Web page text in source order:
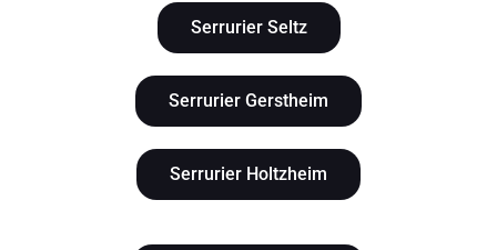
Serrurier Seltz
Serrurier Gerstheim
Serrurier Holtzheim